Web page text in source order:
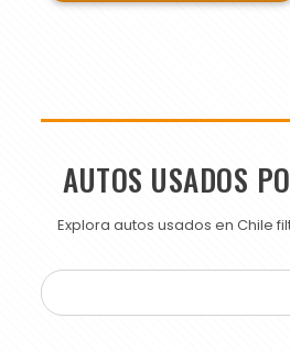
AUTOS USADOS
Explora autos usados en Chile